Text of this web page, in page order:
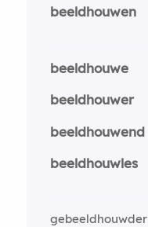
beeldhouwen
beeldhouwe
beeldhouwer
beeldhouwend
beeldhouwles
gebeeldhouwder